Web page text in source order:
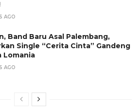
AGO
Band Baru Asal Palembang,
Single “Cerita Cinta” Gandeng
Lomania
AGO